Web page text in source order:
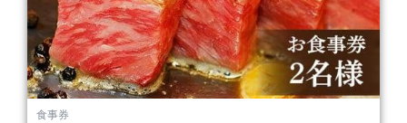
食事券